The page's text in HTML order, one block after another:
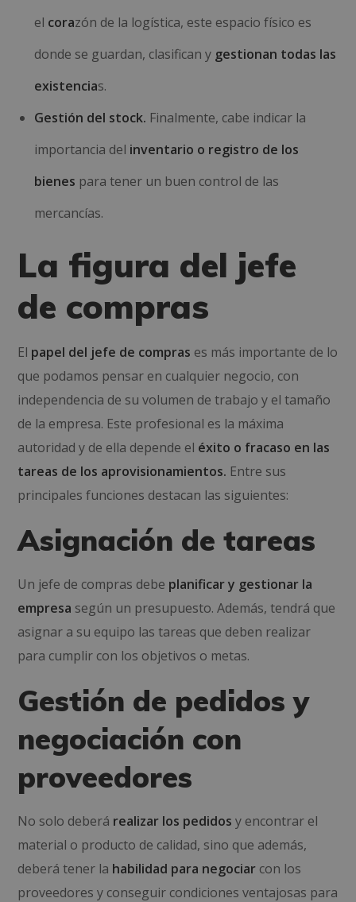
el corazón de la logística, este espacio físico es
donde se guardan, clasifican y gestionan todas las
existencias.
Gestión del stock. Finalmente, cabe indicar la
importancia del inventario o registro de los
bienes para tener un buen control de las
mercancías.
La figura del jefe
de compras
El papel del jefe de compras es más importante de lo
que podamos pensar en cualquier negocio, con
independencia de su volumen de trabajo y el tamaño
de la empresa. Este profesional es la máxima
autoridad y de ella depende el éxito o fracaso en las
tareas de los aprovisionamientos. Entre sus
principales funciones destacan las siguientes:
Asignación de tareas
Un jefe de compras debe planificar y gestionar la
empresa según un presupuesto. Además, tendrá que
asignar a su equipo las tareas que deben realizar
para cumplir con los objetivos o metas.
Gestión de pedidos y
negociación con
proveedores
No solo deberá realizar los pedidos y encontrar el
material o producto de calidad, sino que además,
deberá tener la habilidad para negociar con los
proveedores y conseguir condiciones ventajosas para